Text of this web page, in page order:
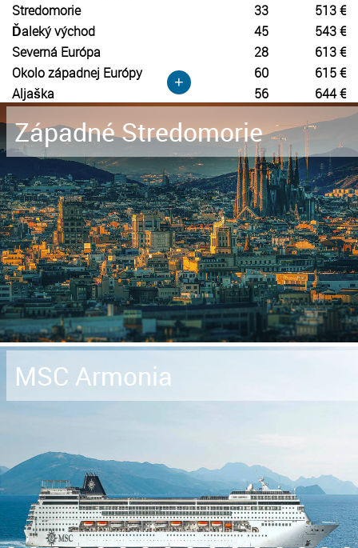
Stredomorie
33
513 €
Ďaleký východ
45
543 €
Severná Európa
28
613 €
Okolo západnej Európy
60
615 €
Aljaška
56 644 €
+
Západné Stredomorie
MSC Armonia